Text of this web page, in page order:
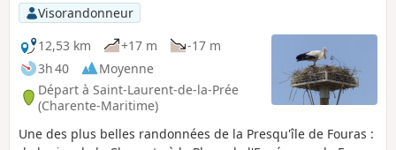
Visorandonneur
12,53 km
+17 m
-17 m
3h 40
Moyenne
Départ à Saint-Laurent-de-la-Prée
(Charente-Maritime)
Une des plus belles randonnées de la Presqu'île de Fouras :